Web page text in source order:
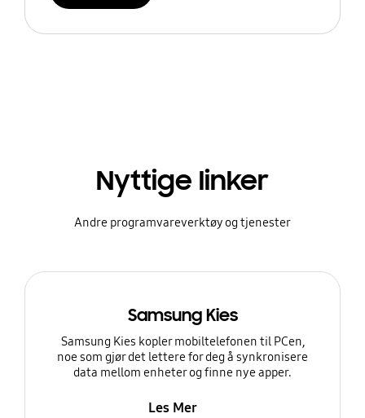
Nyttige linker
Andre programvareverktøy og tjenester
Samsung Kies
Samsung Kies kopler mobiltelefonen til PCen,
noe som gjør det lettere for deg å synkronisere
data mellom enheter og finne nye apper.
Les Mer